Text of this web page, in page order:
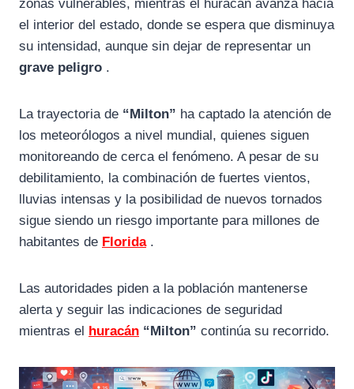
zonas vulnerables, mientras el huracán avanza hacia
el interior del estado, donde se espera que disminuya
su intensidad, aunque sin dejar de representar un
grave peligro .
La trayectoria de “Milton” ha captado la atención de
los meteorólogos a nivel mundial, quienes siguen
monitoreando de cerca el fenómeno. A pesar de su
debilitamiento, la combinación de fuertes vientos,
lluvias intensas y la posibilidad de nuevos tornados
sigue siendo un riesgo importante para millones de
habitantes de Florida.
Las autoridades piden a la población mantenerse
alerta y seguir las indicaciones de seguridad
mientras el huracán “Milton” continúa su recorrido.